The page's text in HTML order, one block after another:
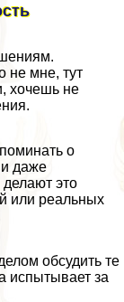
не мне, тут
хочешь не
о
даже
это
или реальных
обсудить те
испытывает за